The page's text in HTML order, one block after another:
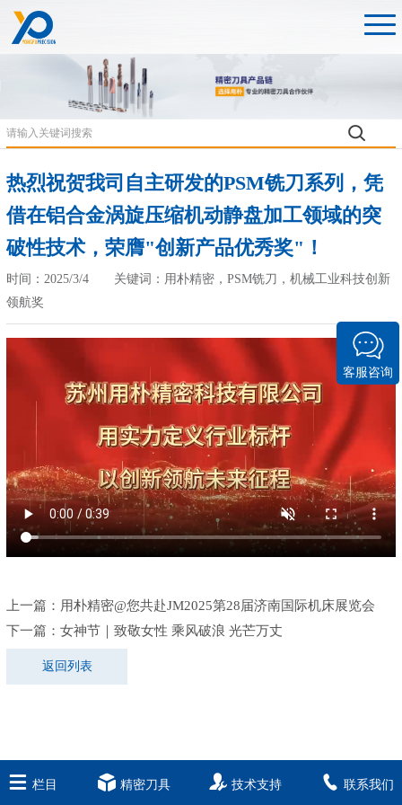
热烈祝贺我司自主研发的PSM铣刀系列，凭
借在铝合金涡旋压缩机动静盘加工领域的突
破性技术，荣膺"创新产品优秀奖"！
时间：2025/3/4 关键词：用朴精密，PSM铣刀，机械工业科技创新
领航奖
上一篇： 用朴精密@您共赴JM2025第28届济南国际机床展览会
下一篇： 女神节｜致敬女性 乘风破浪 光芒万丈
返回列表
客服咨询
栏目 精密刀具 技术支持 联系我们